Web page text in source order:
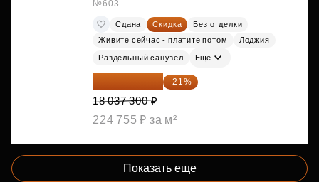
№603
Сдана Скидка
Без отделки
Живите сейчас - платите потом
Лоджия
Раздельный санузел Ещё
14 249 467 ₽ -21%
18 037 300 ₽
224 755 ₽ за м²
Показать еще